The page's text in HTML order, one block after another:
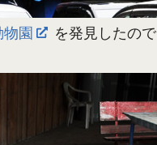
園
を発見したの